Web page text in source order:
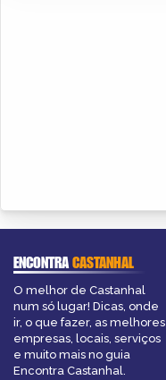
ENCONTRACASTANHAL
O melhor de Castanhal
num só lugar! Dicas, onde
ir, o que fazer, as melhores
empresas, locais, serviços
e muito mais no guia
Encontra Castanhal.